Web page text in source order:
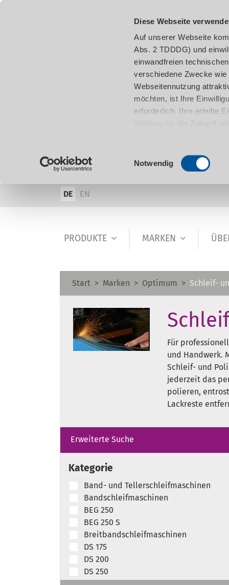
Diese Webseite
Auf unserer Webseite
Abs. 2 TDDDG) und
einwandfreien
verschiedene Zwecke
Webseitennutzung
möchten, ist Ihre
erforderlich. Ihre erteilte
Einwilligungsauswahl
Notwendig
DE EN
PRODUKTE MARKEN
Start Marken Optimum Schleif-
Für
und Handwerk.
Schleif- und
jederzeit das
polieren,
Lackreste
Erweiterte Suche
Kategorie
Band- und Tellerschleifmaschinen
Bandschleifmaschinen
BEG 250
BEG 250 S
Breitbandschleifmaschinen
DS 175
DS 200
DS 250